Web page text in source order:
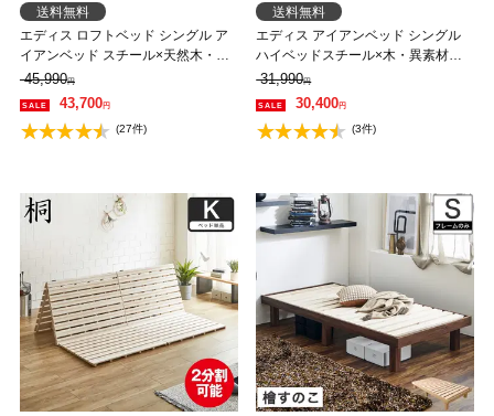
送料無料
エディス ロフトベッド シングル ア
イアンベッド スチール×天然木・異
素材コンビベッド ハイタイプ はし
45,990円
43,700円
(27件)
送料無料
エディス アイアンベッド シングル
ハイベッドスチール×木・異素材コ
ンビベッド ヴィンテージ調
31,990円
30,400円
(3件)